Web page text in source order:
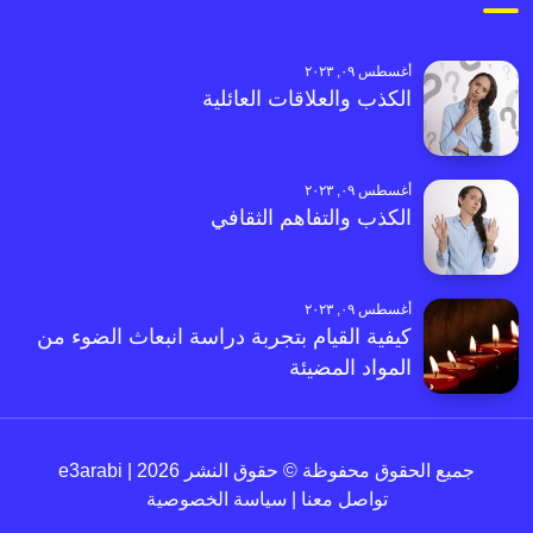
أغسطس ٠٩, ٢٠٢٣
الكذب والعلاقات العائلية
أغسطس ٠٩, ٢٠٢٣
الكذب والتفاهم الثقافي
أغسطس ٠٩, ٢٠٢٣
كيفية القيام بتجربة دراسة انبعاث الضوء من
المواد المضيئة
جميع الحقوق محفوظة © حقوق النشر 2026 | e3arabi
تواصل معنا
سياسة الخصوصية